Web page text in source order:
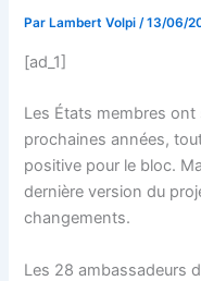
Par Lambert Volpi/13/06/
[ad_1]
Les États membres
prochaines années,
positive pour le bloc.
dernière version du
changements.
Les 28 ambassadeurs